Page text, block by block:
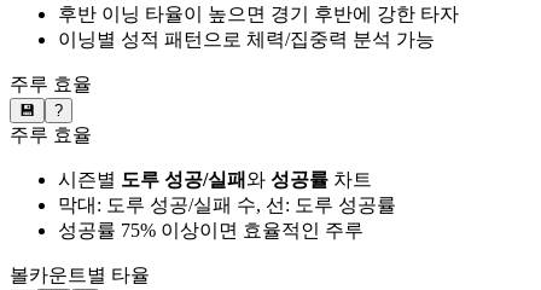
후반 이닝 타율이 높으면 경기 후반에 강한 타자
이닝별 성적 패턴으로 체력/집중력 분석 가능
주루 효율
💾 ?
주루 효율
시즌별 도루 성공/실패와 성공률 차트
막대: 도루 성공/실패 수, 선: 도루 성공률
성공률 75% 이상이면 효율적인 주루
볼카운트별 타율